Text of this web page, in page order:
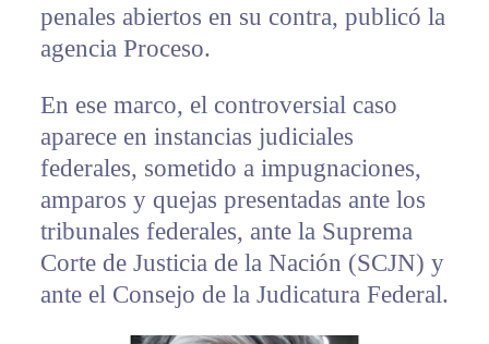
penales abiertos en su contra, publicó la
agencia Proceso.
En ese marco, el controversial caso
aparece en instancias judiciales
federales, sometido a impugnaciones,
amparos y quejas presentadas ante los
tribunales federales, ante la Suprema
Corte de Justicia de la Nación (SCJN) y
ante el Consejo de la Judicatura Federal.